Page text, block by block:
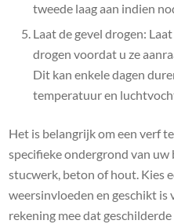
tweede laag aan indien
Laat de gevel drogen:
drogen voordat u ze
Dit kan enkele dagen
temperatuur en
Het is belangrijk om een verf
specifieke ondergrond van uw
stucwerk, beton of hout. Kies
weersinvloeden en geschikt
rekening mee dat